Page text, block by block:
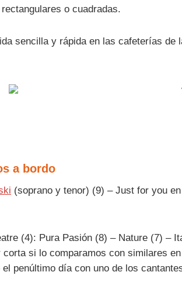
o cuadradas.
sencilla y rápida en las cafeterías
a bordo
(soprano y tenor) (9) – Just for you
(4): Pura Pasión (8) – Nature (7)
si lo comparamos con similares
penúltimo día con uno de los